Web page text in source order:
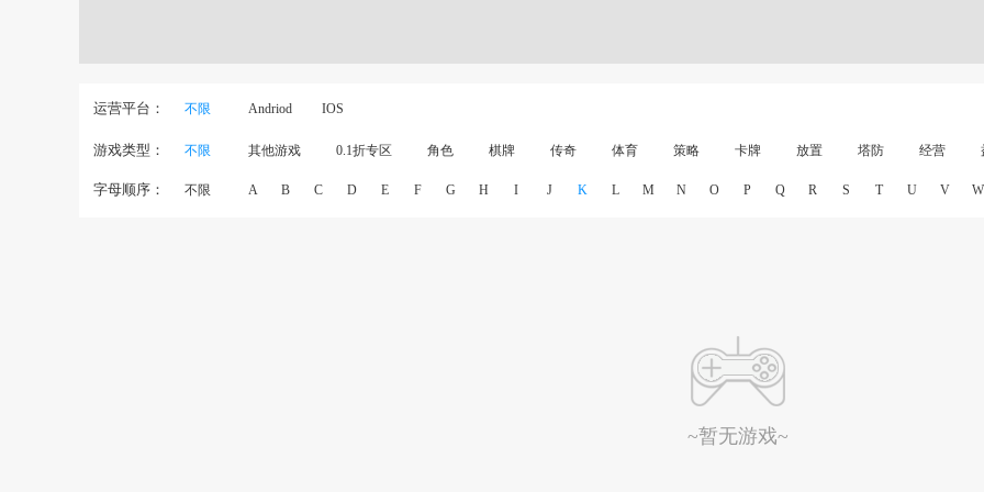
运营平台： 不限 Andriod IOS
游戏类型： 不限 其他游戏 0.1折专区 角色 棋牌 传奇 体育 策略 卡牌 放置 塔防 经营
字母顺序： 不限 A B C D E F G H I J K L M N O P Q R S T U V W
~暂无游戏~